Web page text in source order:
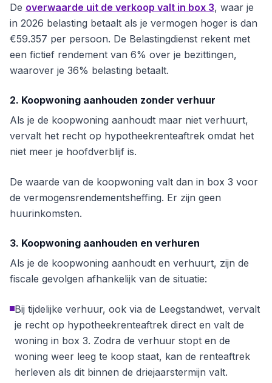
De overwaarde uit de verkoop valt in box 3, waar je
in 2026 belasting betaalt als je vermogen hoger is dan
€59.357 per persoon. De Belastingdienst rekent met
een fictief rendement van 6% over je bezittingen,
waarover je 36% belasting betaalt.
2. Koopwoning aanhouden zonder verhuur
Als je de koopwoning aanhoudt maar niet verhuurt,
vervalt het recht op hypotheekrenteaftrek omdat het
niet meer je hoofdverblijf is.
De waarde van de koopwoning valt dan in box 3 voor
de vermogensrendementsheffing. Er zijn geen
huurinkomsten.
3. Koopwoning aanhouden en verhuren
Als je de koopwoning aanhoudt en verhuurt, zijn de
fiscale gevolgen afhankelijk van de situatie:
Bij tijdelijke verhuur, ook via de Leegstandwet, vervalt
je recht op hypotheekrenteaftrek direct en valt de
woning in box 3. Zodra de verhuur stopt en de
woning weer leeg te koop staat, kan de renteaftrek
herleven als dit binnen de driejaarstermijn valt.